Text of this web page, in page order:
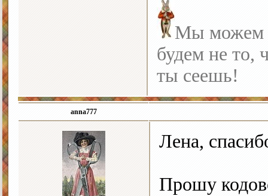
Мы можем
будем не то,
ты сеешь!
anna777
Лена,
Прошу